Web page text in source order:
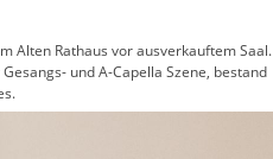
Alten Rathaus vor ausverkauftem Saal.
und A-Capella Szene, bestand